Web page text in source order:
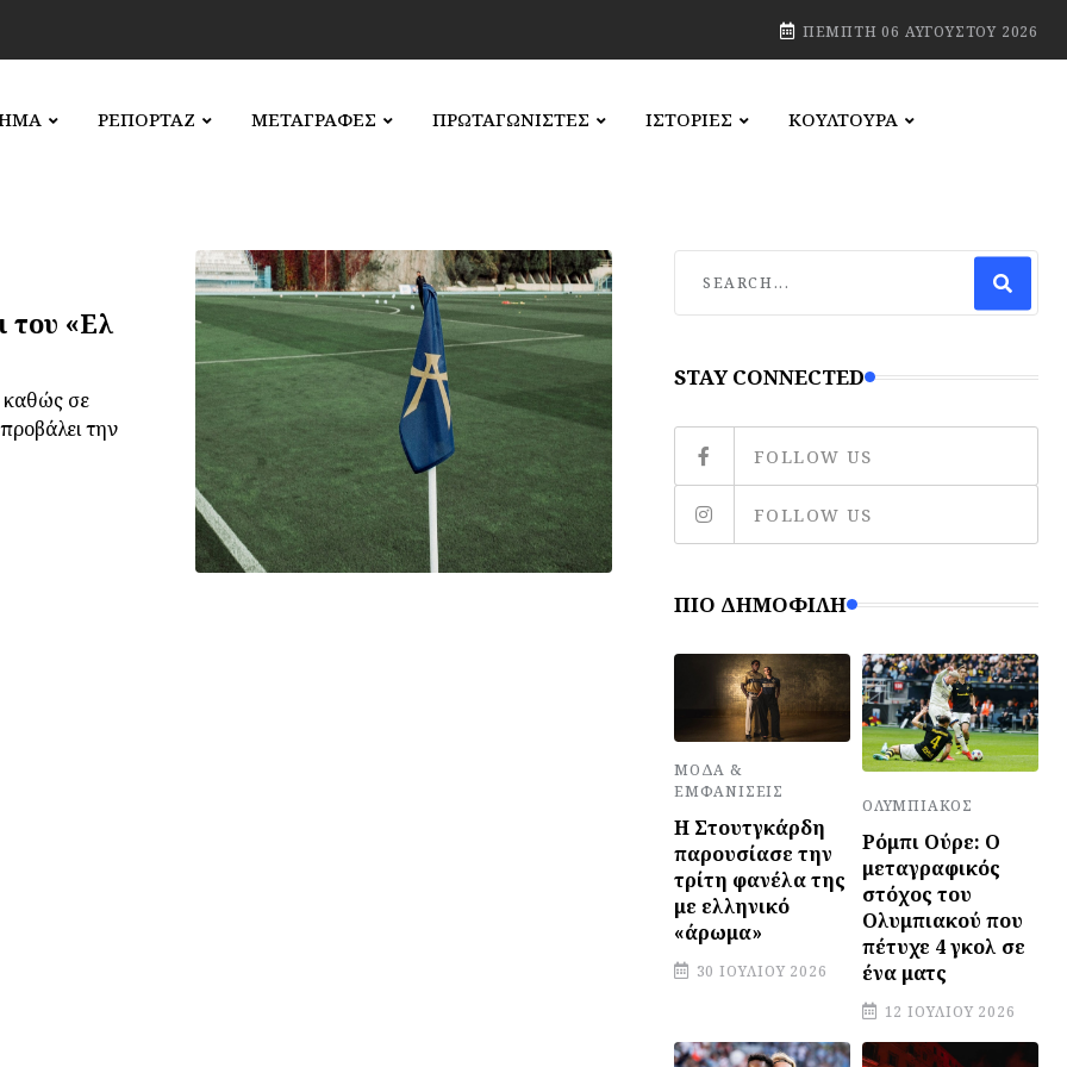
ΠΈΜΠΤΗ 06 ΑΥΓΟΎΣΤΟΥ 2026
ΡΕΠΟΡΤΑΖ ΜΕΤΑΓΡΑΦΕΣ ΠΡΩΤΑΓΩΝΙΣΤΕΣ ΙΣΤΟΡΙΕΣ ΚΟΥΛΤΟΥΡΑ
του «Ελ
καθώς σε
την
STAY CONNECTED
FOLLOW US
FOLLOW US
ΠΙΟ ΔΗΜΟΦΙΛΉ
ΜΌΔΑ &
ΕΜΦΑΝΊΣΕΙΣ
Η Στουτγκάρδη
παρουσίασε την
τρίτη φανέλα της
με ελληνικό
«άρωμα»
30 ΙΟΥΛΊΟΥ 2026
ΟΛΥΜΠΙΑΚΌΣ
Ρόμπι Ούρε: Ο
μεταγραφικός
στόχος του
Ολυμπιακού που
πέτυχε 4 γκολ σε
ένα ματς
12 ΙΟΥΛΊΟΥ 2026